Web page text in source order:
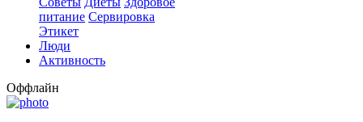
питание Сервировка
Этикет
Люди
Активность
Оффлайн